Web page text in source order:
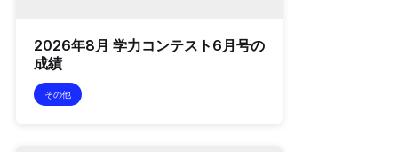
2026年8月 学力コンテスト6月号の
成績
その他